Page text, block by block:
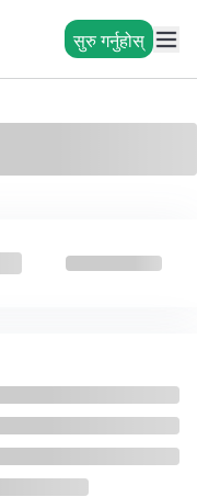
सुरु गर्नुहोस्